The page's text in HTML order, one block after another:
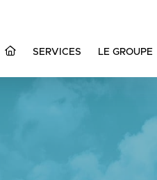
SERVICES LE GROUPE